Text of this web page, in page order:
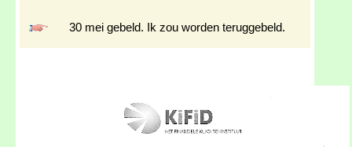
30 mei gebeld. Ik zou worden teruggebeld.